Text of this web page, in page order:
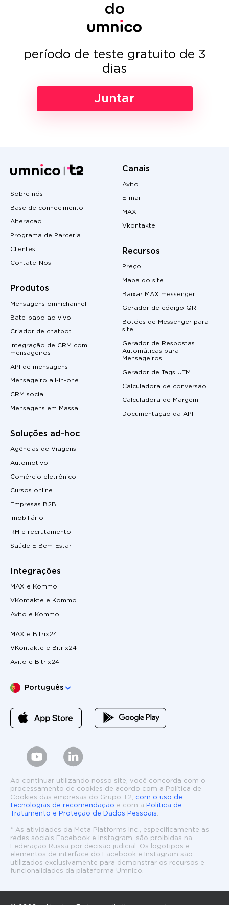
do
período de teste gratuito de 3
dias
Juntar
Sobre nós
Base de conhecimento
Alteracao
Programa de Parceria
Clientes
Contate-Nos
Produtos
Mensagens omnichannel
Bate-papo ao vivo
Criador de chatbot
Integração de CRM com
mensageiros
API de mensagens
Mensageiro all-in-one
CRM social
Mensagens em Massa
Soluções ad-hoc
Agências de Viagens
Automotivo
Comércio eletrônico
Cursos online
Empresas B2B
Imobiliário
RH e recrutamento
Saúde E Bem-Estar
Integrações
MAX e Kommo
VKontakte e Kommo
Avito e Kommo
MAX e Bitrix24
VKontakte e Bitrix24
Avito e Bitrix24
Canais
Avito
E-mail
MAX
Vkontakte
Recursos
Preço
Mapa do site
Baixar MAX messenger
Gerador de código QR
Botões de Messenger para
site
Gerador de Respostas
Automáticas para
Mensageiros
Gerador de Tags UTM
Calculadora de conversão
Calculadora de Margem
Documentação da API
Escolha o seu idioma
Português
Ao continuar utilizando nosso site, você concorda com o
processamento de cookies de acordo com a Política de
Cookies das empresas do Grupo T2, com o uso de
tecnologias de recomendação e com a
Política de
Tratamento e Proteção de Dados Pessoais.
* As atividades da Meta Platforms Inc., especificamente as
redes sociais Facebook e Instagram, são proibidas na
Federação Russa por decisão judicial. Os logotipos e
elementos de interface do Facebook e Instagram são
utilizados exclusivamente para demonstrar os recursos e
funcionalidades da plataforma Umnico.